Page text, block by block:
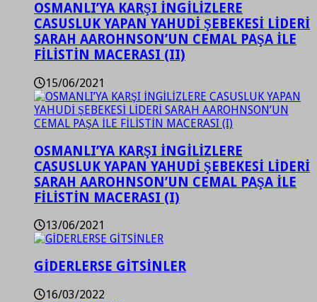
OSMANLI’YA KARŞI İNGİLİZLERE
CASUSLUK YAPAN YAHUDİ ŞEBEKESİ LİDERİ
SARAH AAROHNSON’UN CEMAL PAŞA İLE
FİLİSTİN MACERASI (II)
15/06/2021
OSMANLI’YA KARŞI İNGİLİZLERE
CASUSLUK YAPAN YAHUDİ ŞEBEKESİ LİDERİ
SARAH AAROHNSON’UN CEMAL PAŞA İLE
FİLİSTİN MACERASI (I)
13/06/2021
GİDERLERSE GİTSİNLER
16/03/2022